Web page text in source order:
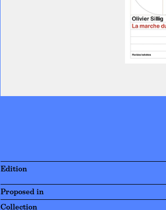
Edition
Proposed in
Collection